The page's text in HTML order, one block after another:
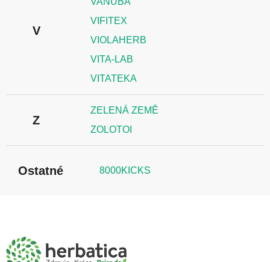
V
VIFITEX
VIOLAHERB
VITA-LAB
VITATEKA
Z
ZELENÁ ZEMĚ
ZOLOTOI
Ostatné 8000KICKS